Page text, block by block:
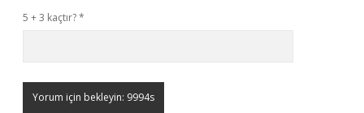
5 + 3 kaçtır?*